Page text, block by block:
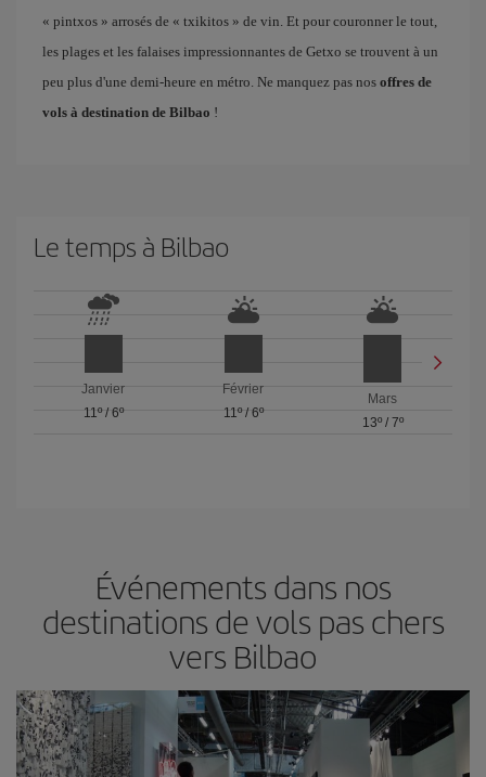
« pintxos » arrosés de « txikitos » de vin. Et pour couronner le tout,
les plages et les falaises impressionnantes de Getxo se trouvent à un
peu plus d'une demi-heure en métro. Ne manquez pas nos offres de
vols à destination de Bilbao !
Le temps à Bilbao
Janvier
11º/ 6º
Février
11º/ 6º
Mars
13º/ 7º
Événements dans nos
destinations de vols pas chers
vers Bilbao